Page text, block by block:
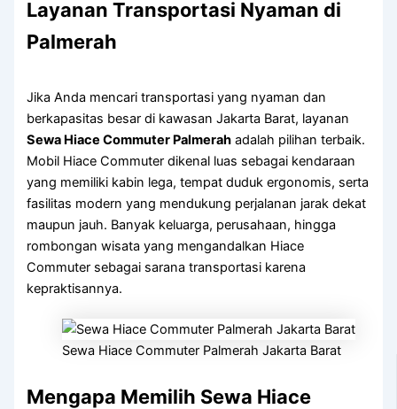
Layanan Transportasi Nyaman di
Palmerah
Jika Anda mencari transportasi yang nyaman dan
berkapasitas besar di kawasan Jakarta Barat, layanan
Sewa Hiace Commuter Palmerah adalah pilihan terbaik.
Mobil Hiace Commuter dikenal luas sebagai kendaraan
yang memiliki kabin lega, tempat duduk ergonomis, serta
fasilitas modern yang mendukung perjalanan jarak dekat
maupun jauh. Banyak keluarga, perusahaan, hingga
rombongan wisata yang mengandalkan Hiace
Commuter sebagai sarana transportasi karena
kepraktisannya.
Sewa Hiace Commuter Palmerah Jakarta Barat
Mengapa Memilih Sewa Hiace